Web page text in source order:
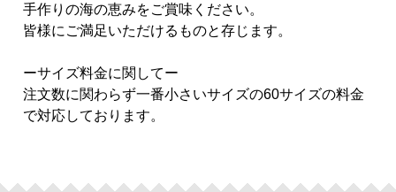
手作りの海の恵みをご賞味ください。
皆様にご満足いただけるものと存じます。
ーサイズ料金に関してー
注文数に関わらず一番小さいサイズの60サイズの料金
で対応しております。